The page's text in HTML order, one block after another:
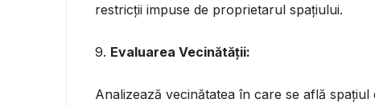
restricții impuse de proprietarul spațiului.
9. Evaluarea Vecinătății:
Analizează vecinătatea în care se află